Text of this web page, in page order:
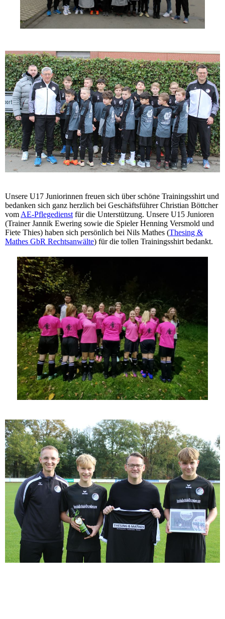
Unsere U17 Juniorinnen freuen sich über schöne Trainingsshirt und
bedanken sich ganz herzlich bei Geschäftsführer Christian Böttcher
vom AE-Pflegedienst für die Unterstützung. Unsere U15 Junioren
(Trainer Jannik Ewering sowie die Spieler Henning Versmold und
Fiete Thies) haben sich persönlich bei Nils Mathes (Thesing &
Mathes GbR Rechtsanwälte) für die tollen Trainingsshirt bedankt.